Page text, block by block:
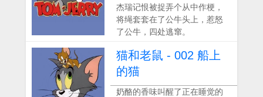
杰瑞记恨被捉弄个从中作梗，
将绳套套在了公牛头上，惹怒
了公牛，四处逃窜。
猫和老鼠 - 002 船上
的猫
奶酪的香味叫醒了正在睡觉的